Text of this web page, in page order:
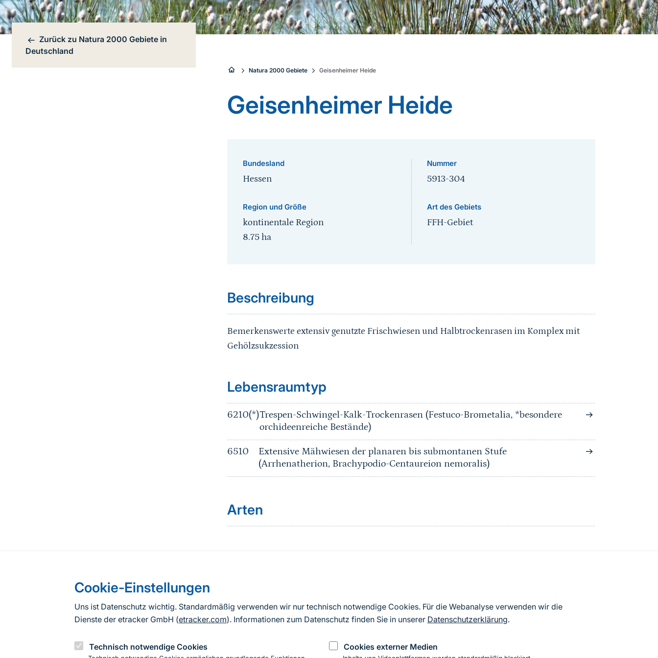
Cookie-Einstellungen
Uns ist Datenschutz wichtig. Standardmäßig verwenden wir nur technisch notwendige Cookies. Für die Webanalyse verwenden wir die
Dienste der etracker GmbH (etracker.com). Informationen zum Datenschutz finden Sie in unserer Datenschutzerklärung.
Technisch notwendige Cookies Cookies externer Medien
Bereichsnavigation
Zurück zu Natura 2000 Gebiete in
Deutschland
Sie
sind
hier:
Natura 2000 Gebiete Geisenheimer Heide
Geisenheimer Heide
Bundesland
Hessen
Region und Größe
kontinentale Region
8.75ha
Nummer
5913-304
Art des Gebiets
FFH-Gebiet
Beschreibung
Bemerkenswerte extensiv genutzte Frischwiesen und Halbtrockenrasen im Komplex mit
Gehölzsukzession
Sprungmarke
Lebensraumtyp
6210(*)Trespen-Schwingel-Kalk-Trockenrasen (Festuco-Brometalia, *besondere
orchideenreiche Bestände)
6510
Extensive Mähwiesen der planaren bis submontanen Stufe
(Arrhenatherion, Brachypodio-Centaureion nemoralis)
Arten
Nach Angaben der an die EU übermittelten Standarddatenbögen Deutschlands (Stand:
2019). Aus besonderen Schutzgründen enthalten die zur Veröffentlichung freigegebenen